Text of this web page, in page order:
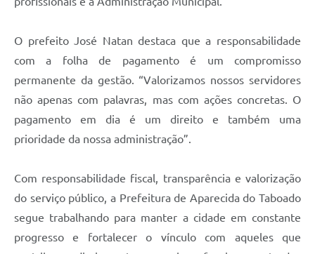
O prefeito José Natan destaca que a responsabilidade
com a folha de pagamento é um compromisso
permanente da gestão. “Valorizamos nossos servidores
não apenas com palavras, mas com ações concretas. O
pagamento em dia é um direito e também uma
prioridade da nossa administração”.
Com responsabilidade fiscal, transparência e valorização
do serviço público, a Prefeitura de Aparecida do Taboado
segue trabalhando para manter a cidade em constante
progresso e fortalecer o vínculo com aqueles que